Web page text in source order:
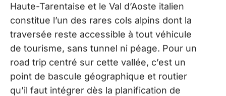
Haute-Tarentaise et le Val d’Aoste italien
constitue l’un des rares cols alpins dont la
traversée reste accessible à tout véhicule
de tourisme, sans tunnel ni péage. Pour un
road trip centré sur cette vallée, c’est un
point de bascule géographique et routier
qu’il faut intégrer dès la planification de